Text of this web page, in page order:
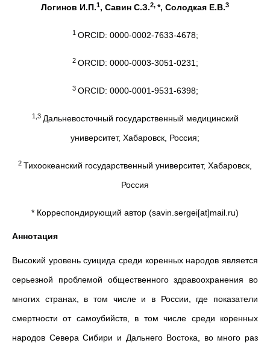
Логинов И.П.1, Савин С.З.2, *, Солодкая Е.В.3
1 ORCID: 0000-0002-7633-4678;
2 ORCID: 0000-0003-3051-0231;
3 ORCID: 0000-0001-9531-6398;
1,3 Дальневосточный государственный медицинский
университет, Хабаровск, Россия;
2 Тихоокеанский государственный университет, Хабаровск,
Россия
* Корреспондирующий автор (savin.sergei[at]mail.ru)
Аннотация
Высокий уровень суицида среди коренных народов является
серьезной проблемой общественного здравоохранения во
многих странах, в том числе и в России, где показатели
смертности от самоубийств, в том числе среди коренных
народов Севера Сибири и Дальнего Востока, во много раз